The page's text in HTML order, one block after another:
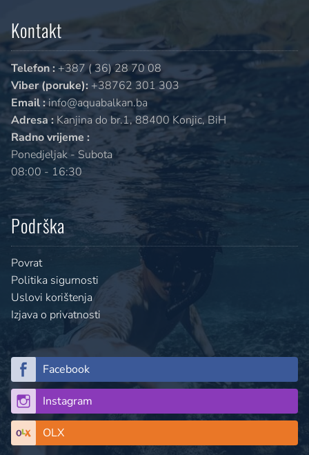
Kontakt
Telefon : +387 ( 36) 28 70 08
Viber (poruke): +38762 301 303
Email :info@aquabalkan.ba
Adresa : Kanjina do br.1, 88400 Konjic, BiH
Radno vrijeme :
Ponedjeljak - Subota
08:00 - 16:30
Podrška
Povrat
Politika sigurnosti
Uslovi korištenja
Izjava o privatnosti
Facebook
Instagram
OLX